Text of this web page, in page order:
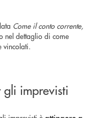
Come il conto corrente,
dettaglio di come
vincolati.
imprevisti